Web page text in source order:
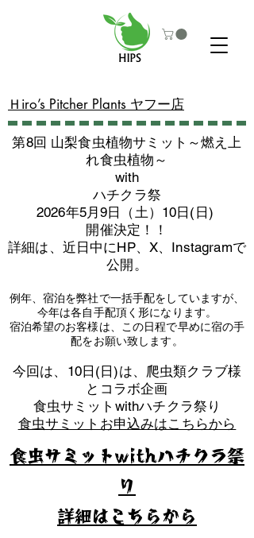
​Ｈiro’s Pitcher Plants ヤフー店
第8回 山梨食虫植物サミット～燃え上
れ食虫植物～
with
​ハチクラ祭
2026年5月9日（土）10日(日)
​開催決定！！
詳細は、近日中にHP、X、Instagramで
公開。
例年、宿泊を弊社で一括手配をしていますが、
今年は各自手配頂く形になります。
​宿泊希望のお客様は、この日程で早めに宿の手
配をお願い致します。
​今回は、10日(日)は、爬虫類クラブ様
とコラボ企画
​食虫サミットwithハチクラ祭り
食虫サミットお申込みはこちらから
食虫サミットwithハチクラ祭
り
​詳細はこちらから